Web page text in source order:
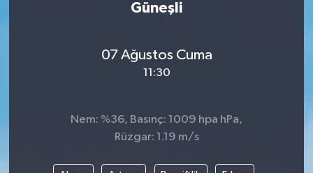
Güneşli
07 Ağustos Cuma
11:30
Nem: %36, Basınç: 1009 hpa hPa,
Rüzgar: 1.19 m/s